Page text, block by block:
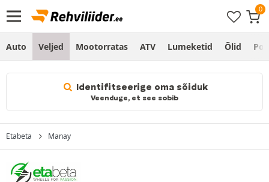
Auto Veljed Mootorratas ATV Lumeketid Õlid
Identifitseerige oma sõiduk
Veenduge, et see sobib
Etabeta Manay